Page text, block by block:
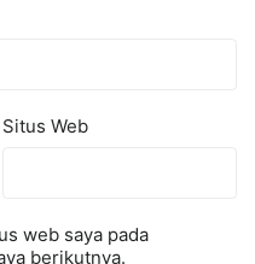
Situs Web
web saya pada
berikutnya.